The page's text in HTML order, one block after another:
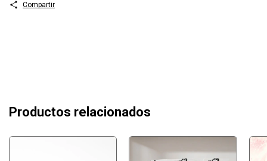
Compartir
Productos relacionados